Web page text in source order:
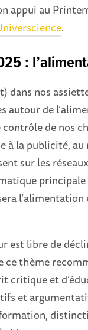
appui au
.
:
dans nos
autour de
de nos
à la publicité,
sur les
l’alimentation
est libre de
ce thème
critique et
et